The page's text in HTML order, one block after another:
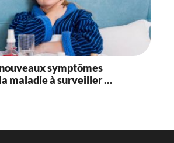
symptômes
maladie à surveiller …